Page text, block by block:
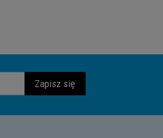
Zapisz się